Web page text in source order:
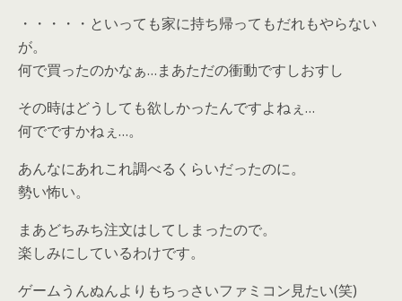
・・・・・といっても家に持ち帰ってもだれもやらない
が。
何で買ったのかなぁ…まあただの衝動ですしおすし
その時はどうしても欲しかったんですよねぇ…
何でですかねぇ…。
あんなにあれこれ調べるくらいだったのに。
勢い怖い。
まあどちみち注文はしてしまったので。
楽しみにしているわけです。
ゲームうんぬんよりもちっさいファミコン見たい(笑)